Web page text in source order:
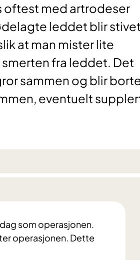
oftest med artrodeser
leddet blir
at man mister lite
fra leddet. Det
sammen og blir
eventuelt
som operasjonen.
operasjonen. Dette